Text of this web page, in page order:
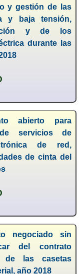
y gestión de las
y baja tensión,
y de los
durante las
abierto para
servicios de
de red,
de cinta del
negociado sin
del contrato
de las casetas
año 2018